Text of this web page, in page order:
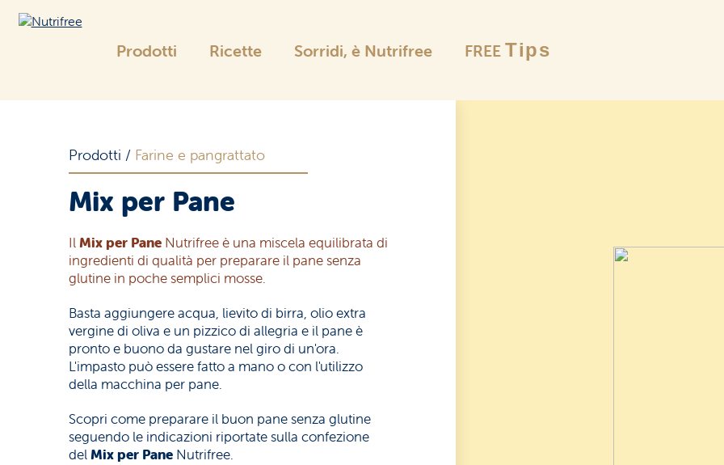
Nutrifree
e sostituti
Merende
e snack
Prodotti Ricette Sorridi, è Nutrifree FREE Tips
Prodotti / Farine e pangrattato
Mix per Pane
IlMix per PaneNutrifree è una miscela equilibrata di
ingredienti di qualità per preparare il pane senza
glutine in poche semplici mosse.
Basta aggiungere acqua, lievito di birra, olio extra
vergine di oliva e un pizzico di allegria e il pane è
pronto e buono da gustare nel giro di un'ora.
L'impasto può essere fatto a mano o con l'utilizzo
della macchina per pane.
Scopri come preparare il buon pane senza glutine
seguendo le indicazioni riportate sulla confezione
delMix per PaneNutrifree.